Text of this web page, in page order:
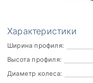
Характеристики
Ширина профиля:
Высота профиля:
Диаметр колеса: